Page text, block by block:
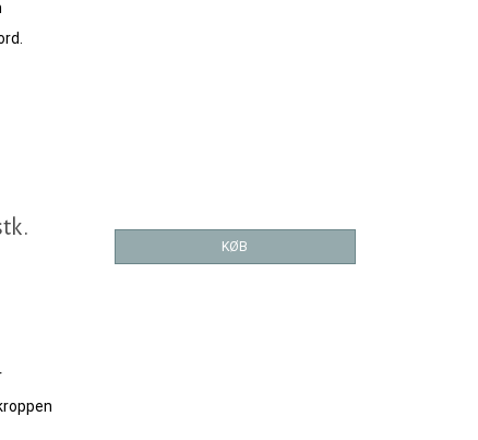
KØB